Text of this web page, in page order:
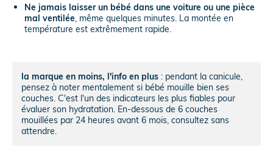
Ne jamais laisser un bébé dans une voiture ou une pièce
mal ventilée, même quelques minutes. La montée en
température est extrêmement rapide.
la marque en moins, l'info en plus : pendant la canicule,
pensez à noter mentalement si bébé mouille bien ses
couches. C'est l'un des indicateurs les plus fiables pour
évaluer son hydratation. En-dessous de 6 couches
mouillées par 24 heures avant 6 mois, consultez sans
attendre.